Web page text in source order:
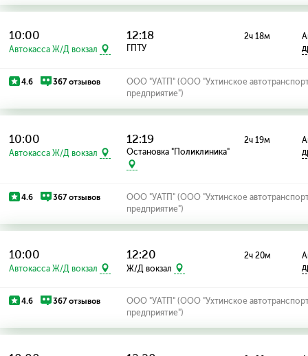
10:00
Автокасса Ж/Д вокзал
12:18
ГПТУ
2ч 18м
4.6 367 отзывов
ООО "УАТП" (ООО "Ухтинское
предприятие")
10:00
Автокасса Ж/Д вокзал
12:19
Остановка "Поликлиника"
2ч 19м
4.6 367 отзывов
ООО "УАТП" (ООО "Ухтинское
предприятие")
10:00
Автокасса Ж/Д вокзал
12:20
Ж/Д вокзал
2ч 20м
4.6 367 отзывов
ООО "УАТП" (ООО "Ухтинское
предприятие")